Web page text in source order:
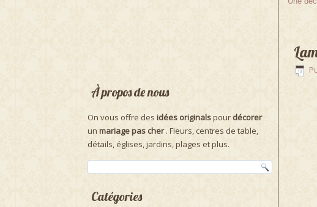
À propos de nous
On vous offre desidées originalspour décorer
unmariage pas cher. Fleurs, centres de table,
détails, églises, jardins, plages et plus.
Catégories